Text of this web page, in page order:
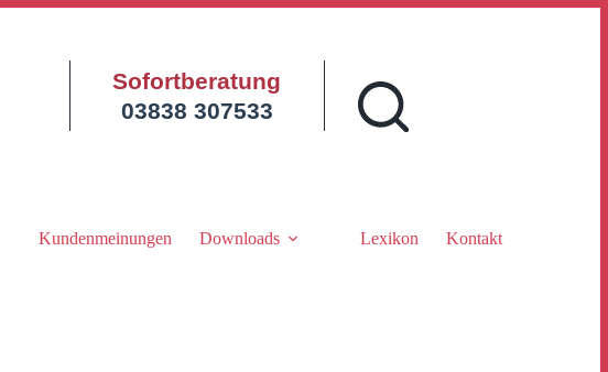
Sofortberatung
03838 307533
Kundenmeinungen Downloads Lexikon Kontakt